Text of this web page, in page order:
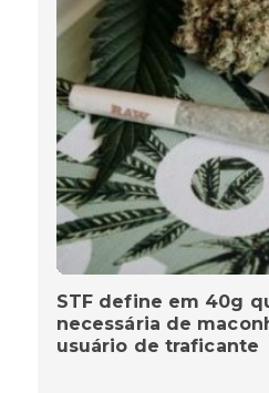
STF define em 40g
necessária de
usuário de traficante